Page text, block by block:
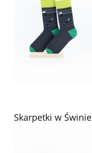
Skarpetki w Świnie